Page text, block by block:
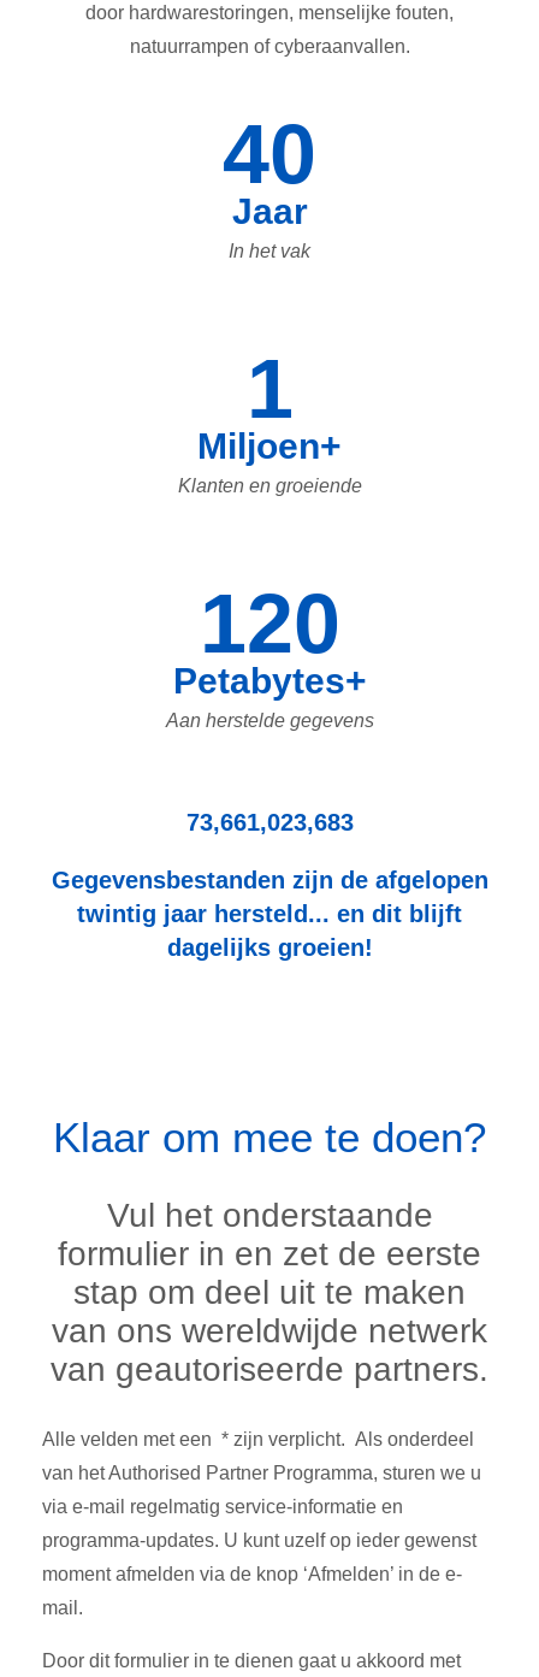
door hardwarestoringen, menselijke fouten,
natuurrampen of cyberaanvallen.
40
Jaar
In het vak
1
Miljoen+
Klanten en groeiende
120
Petabytes+
Aan herstelde gegevens
73,661,023,683
Gegevensbestanden zijn de afgelopen
twintig jaar hersteld... en dit blijft
dagelijks groeien!
Klaar om mee te doen?
Vul het onderstaande
formulier in en zet de eerste
stap om deel uit te maken
van ons wereldwijde netwerk
van geautoriseerde partners.
Alle velden met een * zijn verplicht. Als onderdeel
van het Authorised Partner Programma, sturen we u
via e-mail regelmatig service-informatie en
programma-updates. U kunt uzelf op ieder gewenst
moment afmelden via de knop ‘Afmelden’ in de e-
mail.
Door dit formulier in te dienen gaat u akkoord met